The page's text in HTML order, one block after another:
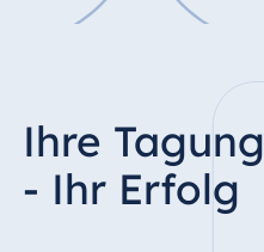
Star-Apart Hansa
Ägypten
Ihre Tagung
- Ihr Erfolg